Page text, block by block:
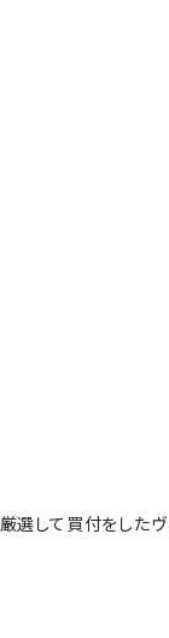
選して買付をした